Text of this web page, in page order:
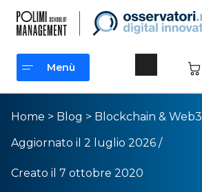
Menù
Menù
Home > Blog > Blockchain & Web3
Aggiornato il 2 luglio 2026 /
Creato il 7 ottobre 2020